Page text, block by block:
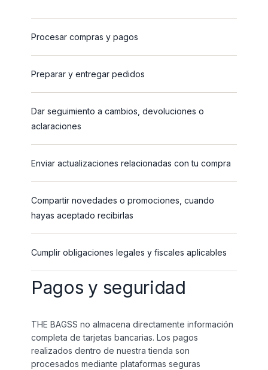
Procesar compras y pagos
Preparar y entregar pedidos
Dar seguimiento a cambios, devoluciones o
aclaraciones
Enviar actualizaciones relacionadas con tu compra
Compartir novedades o promociones, cuando
hayas aceptado recibirlas
Cumplir obligaciones legales y fiscales aplicables
Pagos y seguridad
THE BAGSS no almacena directamente información
completa de tarjetas bancarias. Los pagos
realizados dentro de nuestra tienda son
procesados mediante plataformas seguras